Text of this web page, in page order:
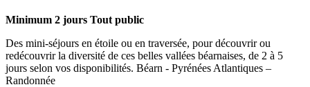
Minimum 2 jours Tout public
Des mini-séjours en étoile ou en traversée, pour découvrir ou
redécouvrir la diversité de ces belles vallées béarnaises, de 2 à 5
jours selon vos disponibilités. Béarn - Pyrénées Atlantiques –
Randonnée